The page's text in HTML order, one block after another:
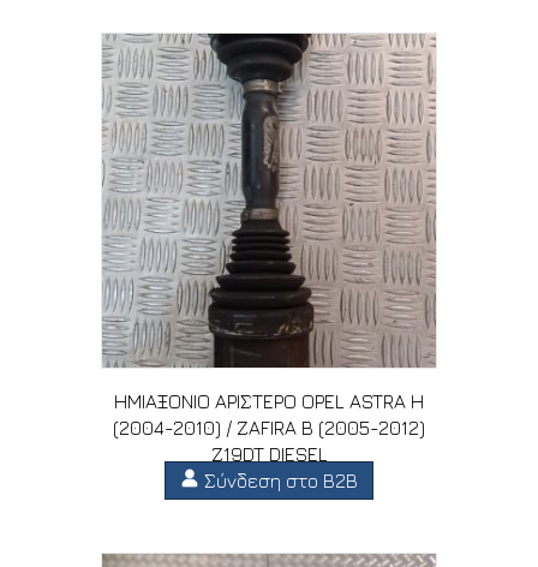
ΗΜΙΑΞΟΝΙΟ ΑΡΙΣΤΕΡΟ OPEL ASTRA H
(2004-2010) / ZAFIRA B (2005-2012)
Z19DT DIESEL
Σύνδεση στο B2B